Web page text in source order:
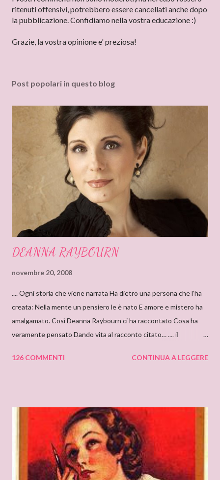
t
a
n
m
n
ritenuti offensivi, potrebbero essere cancellati anche dopo
la pubblicazione. Confidiamo nella vostra educazione :)
Grazie, la vostra opinione e' preziosa!
Post popolari in questo blog
DEANNA RAYBOURN
novembre 20, 2008
.... Ogni storia che viene narrata Ha dietro una persona che l’ha
creata: Nella mente un pensiero le è nato E amore e mistero ha
amalgamato. Così Deanna Raybourn ci ha raccontato Cosa ha
veramente pensato Dando vita al racconto citato… .... il
RAYBOURN Ciao Deanna, posso solo iniziare dicendo che sono
molto affascinante, con un intreccio poderoso e
un’ambientazione suggestiva – una tenuta di campagna in
un’antica abbazia, niente meno! E mi ha ricordato i vecchi
romanzi gotici con così tanto mistero ed elementi
soprannaturali. Hi, Deanna, I can only start saying that I’m very
126 COMMENTI CONTINUA A LEGGERE